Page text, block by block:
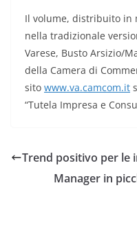
Il volume, distribuito in
nella tradizionale
Varese, Busto Arsizio/
della Camera di
sito www.va.camcom.it
“Tutela Impresa e
Trend positivo per le
Manager in